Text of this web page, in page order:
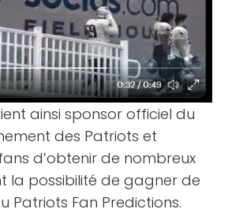
ainsi sponsor officiel du
des Patriots et
d’obtenir de nombreux
la possibilité de gagner de
Patriots Fan Predictions.